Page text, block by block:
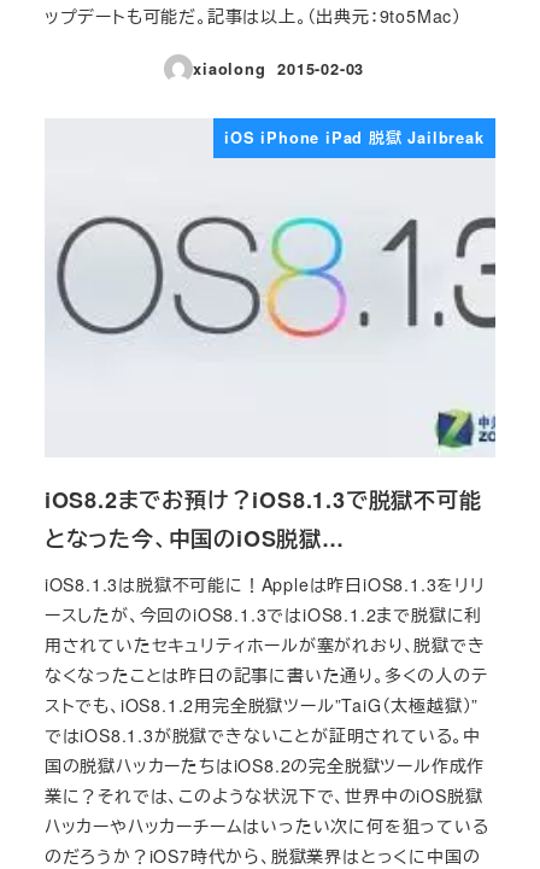
ップデートも可能だ。記事は以上。（出典元：9to5Mac）
xiaolong
投稿日
2015-02-03
iOS iPhone iPad 脱獄 Jailbreak
iOS8.2までお預け？iOS8.1.3で脱獄不可能
となった今、中国のiOS脱獄…
iOS8.1.3は脱獄不可能に！Appleは昨日iOS8.1.3をリリ
ースしたが、今回のiOS8.1.3ではiOS8.1.2まで脱獄に利
用されていたセキュリティホールが塞がれおり、脱獄でき
なくなったことは昨日の記事に書いた通り。多くの人のテ
ストでも、iOS8.1.2用完全脱獄ツール”TaiG（太極越獄）”
ではiOS8.1.3が脱獄できないことが証明されている。中
国の脱獄ハッカーたちはiOS8.2の完全脱獄ツール作成作
業に？それでは、このような状況下で、世界中のiOS脱獄
ハッカーやハッカーチームはいったい次に何を狙っている
のだろうか？iOS7時代から、脱獄業界はとっくに中国の